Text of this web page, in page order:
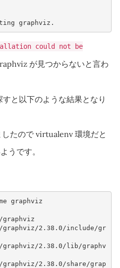
could not be
が見つからないと言わ
と以下のような結果となり
たので virtualenv 環境だと
うです。
graphviz
2.38.0/include/gr
2.38.0/lib/graphv
2.38.0/share/grap